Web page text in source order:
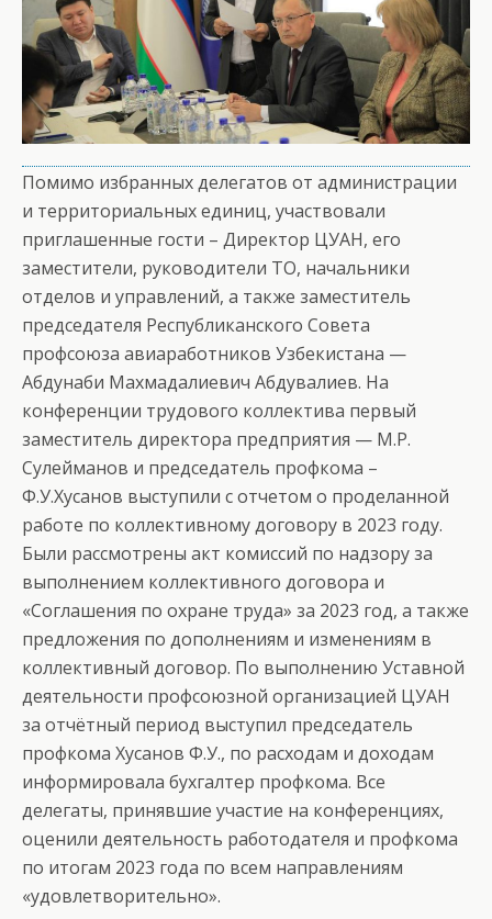
Помимо избранных делегатов от администрации
и территориальных единиц, участвовали
приглашенные гости – Директор ЦУАН, его
заместители, руководители ТО, начальники
отделов и управлений, а также заместитель
председателя Республиканского Совета
профсоюза авиаработников Узбекистана —
Абдунаби Махмадалиевич Абдувалиев. На
конференции трудового коллектива первый
заместитель директора предприятия — М.Р.
Сулейманов и председатель профкома –
Ф.У.Хусанов выступили с отчетом о проделанной
работе по коллективному договору в 2023 году.
Были рассмотрены акт комиссий по надзору за
выполнением коллективного договора и
«Соглашения по охране труда» за 2023 год, а также
предложения по дополнениям и изменениям в
коллективный договор. По выполнению Уставной
деятельности профсоюзной организацией ЦУАН
за отчётный период выступил председатель
профкома Хусанов Ф.У., по расходам и доходам
информировала бухгалтер профкома. Все
делегаты, принявшие участие на конференциях,
оценили деятельность работодателя и профкома
по итогам 2023 года по всем направлениям
«удовлетворительно».